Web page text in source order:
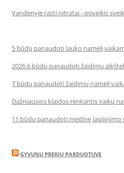
Vandenyje rasti nitratai - poveikis
5 būdų panaudoti lauko namelį
2026 6 būdų panaudoti žaidimų
7 būdų panaudoti žaidimų namelį
Dažniausios klaidos renkantis vaikų
11 būdų panaudoti medinę laipiojimo
GYVUNU PREKIU PARDUOTUVE